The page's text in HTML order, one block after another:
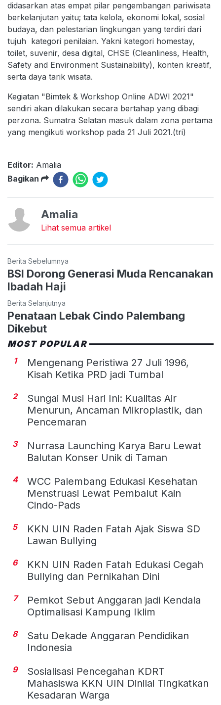
didasarkan atas empat pilar pengembangan pariwisata
berkelanjutan yaitu; tata kelola, ekonomi lokal, sosial
budaya, dan pelestarian lingkungan yang terdiri dari
tujuh kategori penilaian. Yakni kategori homestay,
toilet, suvenir, desa digital, CHSE (Cleanliness, Health,
Safety and Environment Sustainability), konten kreatif,
serta daya tarik wisata.
Kegiatan "Bimtek & Workshop Online ADWI 2021"
sendiri akan dilakukan secara bertahap yang dibagi
perzona. Sumatra Selatan masuk dalam zona pertama
yang mengikuti workshop pada 21 Juli 2021.(tri)
Editor: Amalia
Bagikan
Amalia
Lihat semua artikel
Berita Sebelumnya
BSI Dorong Generasi Muda Rencanakan
Ibadah Haji
Berita Selanjutnya
Penataan Lebak Cindo Palembang
Dikebut
MOST POPULAR
1
Mengenang Peristiwa 27 Juli 1996,
Kisah Ketika PRD jadi Tumbal
2
Sungai Musi Hari Ini: Kualitas Air
Menurun, Ancaman Mikroplastik, dan
Pencemaran
3
Nurrasa Launching Karya Baru Lewat
Balutan Konser Unik di Taman
4
WCC Palembang Edukasi Kesehatan
Menstruasi Lewat Pembalut Kain
Cindo-Pads
5
KKN UIN Raden Fatah Ajak Siswa SD
Lawan Bullying
6
KKN UIN Raden Fatah Edukasi Cegah
Bullying dan Pernikahan Dini
7
Pemkot Sebut Anggaran jadi Kendala
Optimalisasi Kampung Iklim
8
Satu Dekade Anggaran Pendidikan
Indonesia
9
Sosialisasi Pencegahan KDRT
Mahasiswa KKN UIN Dinilai Tingkatkan
Kesadaran Warga